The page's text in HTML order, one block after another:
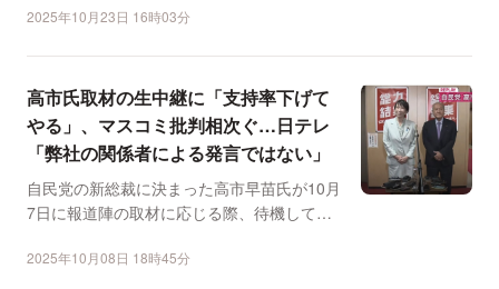
2025年10月23日 16時03分
高市氏取材の生中継に「支持率下げて
やる」、マスコミ批判相次ぐ…日テレ
「弊社の関係者による発言ではない」
自民党の新総裁に決まった高市早苗氏が10月
7日に報道陣の取材に応じる際、待機してい
2025年10月08日 18時45分